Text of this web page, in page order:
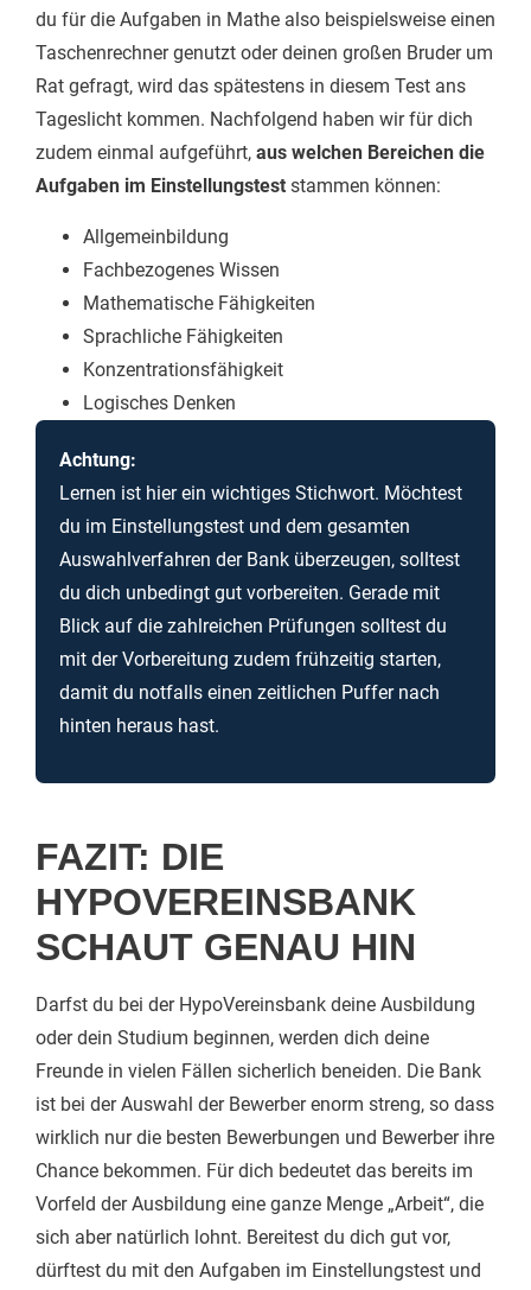
du für die Aufgaben in Mathe also beispielsweise einen
Taschenrechner genutzt oder deinen großen Bruder um
Rat gefragt, wird das spätestens in diesem Test ans
Tageslicht kommen. Nachfolgend haben wir für dich
zudem einmal aufgeführt, aus welchen Bereichen die
Aufgaben im Einstellungstest stammen können:
Allgemeinbildung
Fachbezogenes Wissen
Mathematische Fähigkeiten
Sprachliche Fähigkeiten
Konzentrationsfähigkeit
Logisches Denken
Achtung:
Lernen ist hier ein wichtiges Stichwort. Möchtest
du im Einstellungstest und dem gesamten
Auswahlverfahren der Bank überzeugen, solltest
du dich unbedingt gut vorbereiten. Gerade mit
Blick auf die zahlreichen Prüfungen solltest du
mit der Vorbereitung zudem frühzeitig starten,
damit du notfalls einen zeitlichen Puffer nach
hinten heraus hast.
FAZIT: DIE
HYPOVEREINSBANK
SCHAUT GENAU HIN
Darfst du bei der HypoVereinsbank deine Ausbildung
oder dein Studium beginnen, werden dich deine
Freunde in vielen Fällen sicherlich beneiden. Die Bank
ist bei der Auswahl der Bewerber enorm streng, so dass
wirklich nur die besten Bewerbungen und Bewerber ihre
Chance bekommen. Für dich bedeutet das bereits im
Vorfeld der Ausbildung eine ganze Menge „Arbeit“, die
sich aber natürlich lohnt. Bereitest du dich gut vor,
dürftest du mit den Aufgaben im Einstellungstest und